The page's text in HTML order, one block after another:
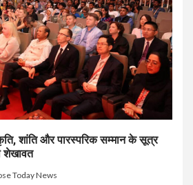
शांति और पारस्परिक सम्मान के सूत्र
शेखावत
Today News